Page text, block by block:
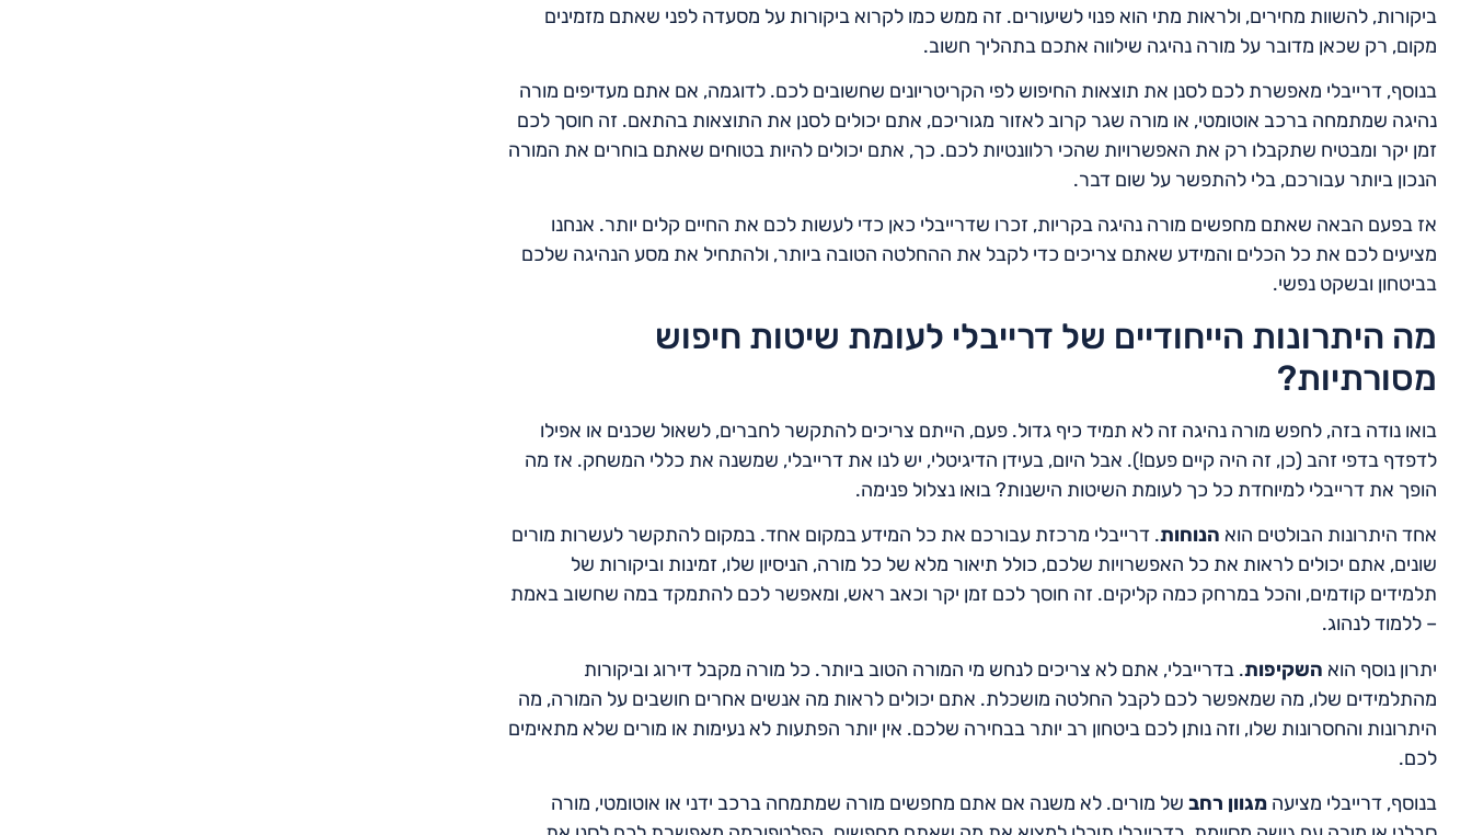
ביקורות, להשוות מחירים, ולראות מתי הוא פנוי לשיעורים. זה ממש כמו לקרוא ביקורות על מסעדה לפני שאתם מזמינים
מקום, רק שכאן מדובר על מורה נהיגה שילווה אתכם בתהליך חשוב.
בנוסף, דרייבלי מאפשרת לכם לסנן את תוצאות החיפוש לפי הקריטריונים שחשובים לכם. לדוגמה, אם אתם מעדיפים מורה
נהיגה שמתמחה ברכב אוטומטי, או מורה שגר קרוב לאזור מגוריכם, אתם יכולים לסנן את התוצאות בהתאם. זה חוסך לכם
זמן יקר ומבטיח שתקבלו רק את האפשרויות שהכי רלוונטיות לכם. כך, אתם יכולים להיות בטוחים שאתם בוחרים את המורה
הנכון ביותר עבורכם, בלי להתפשר על שום דבר.
אז בפעם הבאה שאתם מחפשים מורה נהיגה בקריות, זכרו שדרייבלי כאן כדי לעשות לכם את החיים קלים יותר. אנחנו
מציעים לכם את כל הכלים והמידע שאתם צריכים כדי לקבל את ההחלטה הטובה ביותר, ולהתחיל את מסע הנהיגה שלכם
בביטחון ובשקט נפשי.
מה היתרונות הייחודיים של דרייבלי לעומת שיטות חיפוש
מסורתיות?
בואו נודה בזה, לחפש מורה נהיגה זה לא תמיד כיף גדול. פעם, הייתם צריכים להתקשר לחברים, לשאול שכנים או אפילו
לדפדף בדפי זהב (כן, זה היה קיים פעם!). אבל היום, בעידן הדיגיטלי, יש לנו את דרייבלי, שמשנה את כללי המשחק. אז מה
הופך את דרייבלי למיוחדת כל כך לעומת השיטות הישנות? בואו נצלול פנימה.
אחד היתרונות הבולטים הוא הנוחות. דרייבלי מרכזת עבורכם את כל המידע במקום אחד. במקום להתקשר לעשרות מורים
שונים, אתם יכולים לראות את כל האפשרויות שלכם, כולל תיאור מלא של כל מורה, הניסיון שלו, זמינות וביקורות של
תלמידים קודמים, והכל במרחק כמה קליקים. זה חוסך לכם זמן יקר וכאב ראש, ומאפשר לכם להתמקד במה שחשוב באמת
– ללמוד לנהוג.
יתרון נוסף הוא השקיפות. בדרייבלי, אתם לא צריכים לנחש מי המורה הטוב ביותר. כל מורה מקבל דירוג וביקורות
מהתלמידים שלו, מה שמאפשר לכם לקבל החלטה מושכלת. אתם יכולים לראות מה אנשים אחרים חושבים על המורה, מה
היתרונות והחסרונות שלו, וזה נותן לכם ביטחון רב יותר בבחירה שלכם. אין יותר הפתעות לא נעימות או מורים שלא מתאימים
לכם.
בנוסף, דרייבלי מציעה מגוון רחב של מורים. לא משנה אם אתם מחפשים מורה שמתמחה ברכב ידני או אוטומטי, מורה